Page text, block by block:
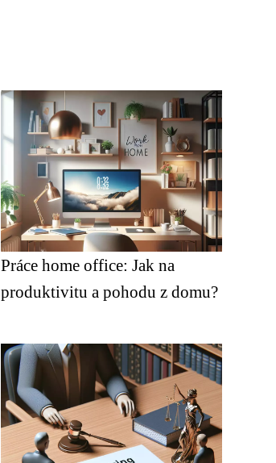
Práce home office: Jak na
produktivitu a pohodu z domu?